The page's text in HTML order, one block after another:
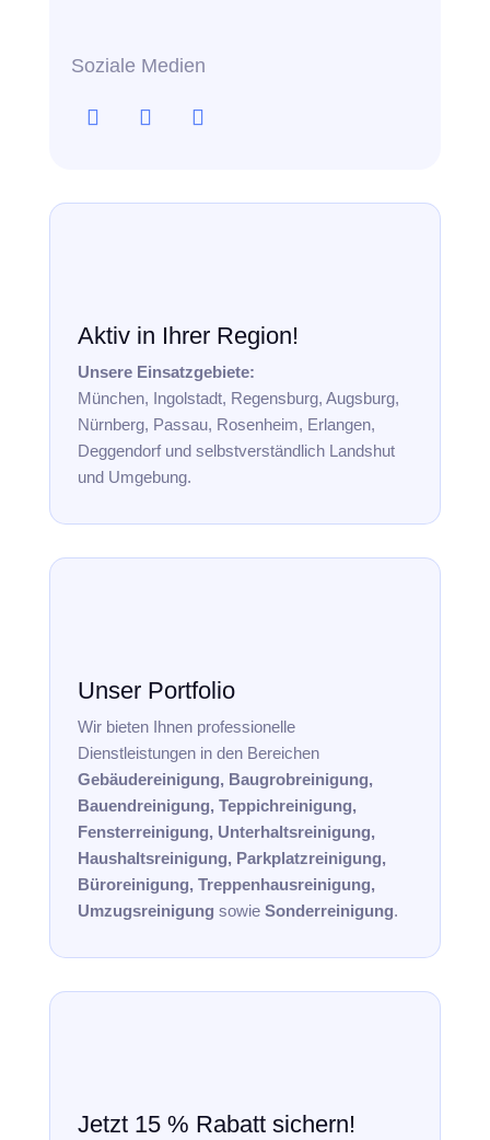
Soziale Medien
Aktiv in Ihrer Region!
Unsere Einsatzgebiete:
München, Ingolstadt, Regensburg, Augsburg,
Nürnberg, Passau, Rosenheim, Erlangen,
Deggendorf und selbstverständlich Landshut
und Umgebung.
Unser Portfolio
Wir bieten Ihnen professionelle
Dienstleistungen in den Bereichen
Gebäudereinigung, Baugrobreinigung,
Bauendreinigung, Teppichreinigung,
Fensterreinigung, Unterhaltsreinigung,
Haushaltsreinigung, Parkplatzreinigung,
Büroreinigung, Treppenhausreinigung,
Umzugsreinigung sowie Sonderreinigung.
Jetzt 15 % Rabatt sichern!